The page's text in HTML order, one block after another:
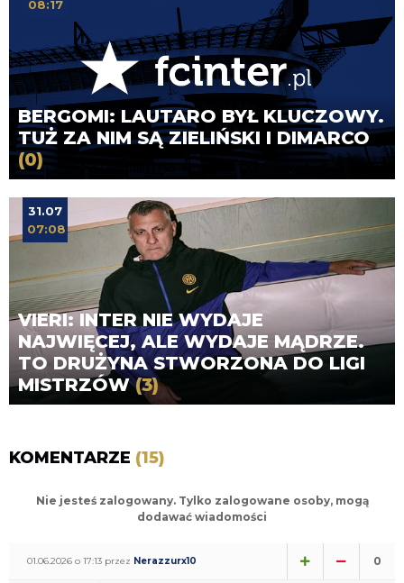
BERGOMI: LAUTARO BYŁ KLUCZOWY.
TUŻ ZA NIM SĄ ZIELIŃSKI I DIMARCO
(0)
08:17
VIERI: INTER NIE WYDAJE
NAJWIĘCEJ, ALE WYDAJE MĄDRZE.
TO DRUŻYNA STWORZONA DO LIGI
MISTRZÓW(3)
31.07
07:08
KOMENTARZE (15)
Nie jesteś zalogowany. Tylko zalogowane osoby, mogą
dodawać wiadomości
01.06.2026 o 17:13 przez Nerazzurx10 0